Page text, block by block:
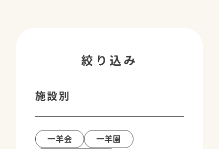
絞り込み
施設別
一羊会
一羊園